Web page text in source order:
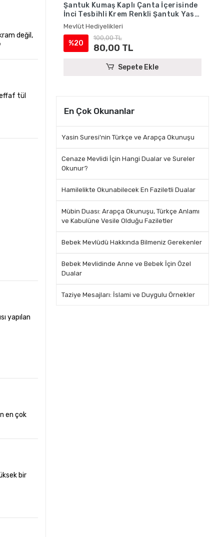
değil,
tül
yapılan
en çok
bir
Şantuk Kumaş Kaplı Çanta İçerisinde
İnci Tesbihli Krem Renkli Şantuk Yasin
Kitabı Seti - Mevlüt Hediyelikleri
Mevlüt Hediyelikleri
%20
100,00 TL
80,00 TL
Sepete Ekle
En Çok Okunanlar
Yasin Suresi'nin Türkçe ve Arapça Okunuşu
Cenaze Mevlidi İçin Hangi Dualar ve Sureler
Okunur?
Hamilelikte Okunabilecek En Faziletli Dualar
Mübin Duası: Arapça Okunuşu, Türkçe Anlamı
ve Kabulüne Vesile Olduğu Faziletler
Bebek Mevlüdü Hakkında Bilmeniz Gerekenler
Bebek Mevlidinde Anne ve Bebek İçin Özel
Dualar
Taziye Mesajları: İslami ve Duygulu Örnekler